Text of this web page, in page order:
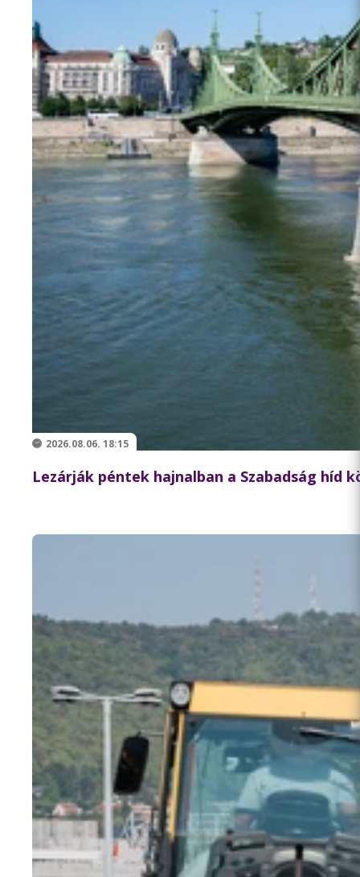
2026.08.06. 18:15
Lezárják péntek hajnalban a Szabadság híd